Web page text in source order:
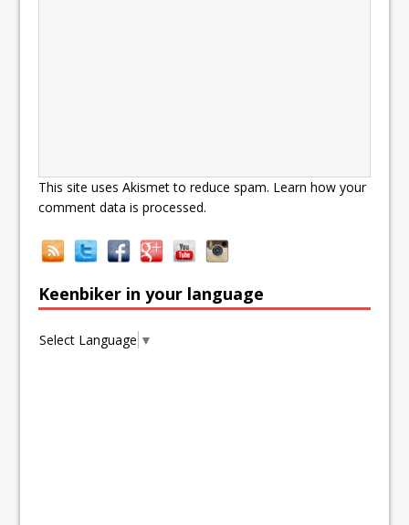
This site uses Akismet to reduce spam. Learn how your
comment data is processed.
Keenbiker in your language
Select Language ▼